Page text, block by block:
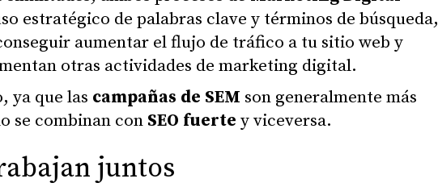
estratégico de palabras clave y términos de búsqueda,
aumentar el flujo de tráfico a tu sitio web y
otras actividades de marketing digital.
ya que las campañas de SEM son generalmente más
se combinan con SEO fuerte y viceversa.
juntos